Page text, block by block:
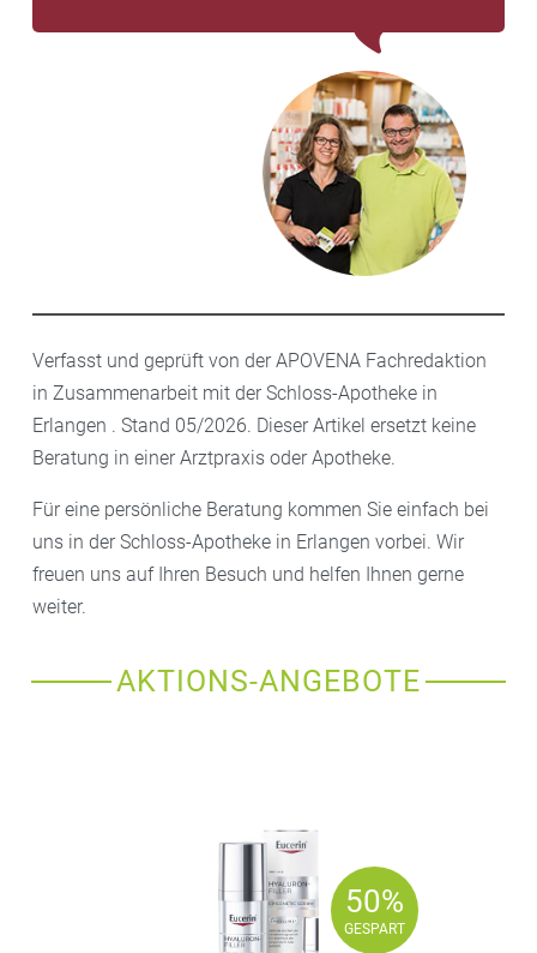
Verfasst und geprüft von der APOVENA Fachredaktion
in Zusammenarbeit mit der Schloss-Apotheke in
Erlangen . Stand 05/2026. Dieser Artikel ersetzt keine
Beratung in einer Arztpraxis oder Apotheke.
Für eine persönliche Beratung kommen Sie einfach bei
uns in der Schloss-Apotheke in Erlangen vorbei. Wir
freuen uns auf Ihren Besuch und helfen Ihnen gerne
weiter.
AKTIONS-ANGEBOTE
50%
GESPART
50%
GESPART